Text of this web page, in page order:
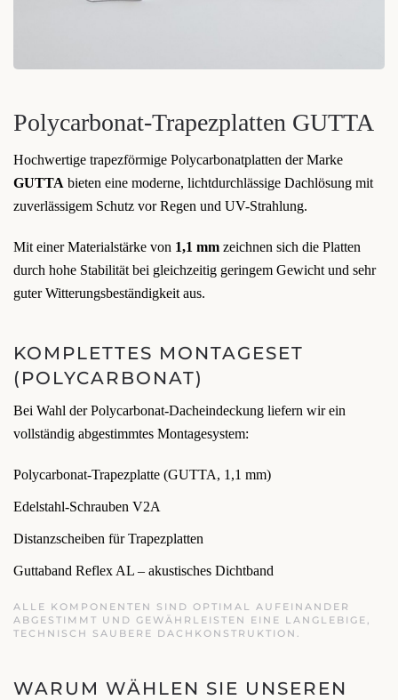
Polycarbonat-Trapezplatten GUTTA
Hochwertige trapezförmige Polycarbonatplatten der Marke
GUTTA bieten eine moderne, lichtdurchlässige Dachlösung mit
zuverlässigem Schutz vor Regen und UV-Strahlung.
Mit einer Materialstärke von 1,1 mm zeichnen sich die Platten
durch hohe Stabilität bei gleichzeitig geringem Gewicht und sehr
guter Witterungsbeständigkeit aus.
KOMPLETTES MONTAGESET
(POLYCARBONAT)
Bei Wahl der Polycarbonat-Dacheindeckung liefern wir ein
vollständig abgestimmtes Montagesystem:
Polycarbonat-Trapezplatte (GUTTA, 1,1 mm)
Edelstahl-Schrauben V2A
Distanzscheiben für Trapezplatten
Guttaband Reflex AL – akustisches Dichtband
ALLE KOMPONENTEN SIND OPTIMAL AUFEINANDER
ABGESTIMMT UND GEWÄHRLEISTEN EINE LANGLEBIGE,
TECHNISCH SAUBERE DACHKONSTRUKTION.
WARUM WÄHLEN SIE UNSEREN